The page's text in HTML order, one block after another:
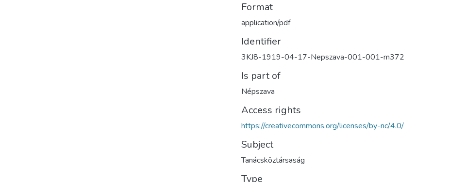
Format
application/pdf
Identifier
3KJ8-1919-04-17-Nepszava-001-001-m372
Is part of
Népszava
Access rights
https://creativecommons.org/licenses/by-nc/4.0/
Subject
Tanácsköztársaság
Type